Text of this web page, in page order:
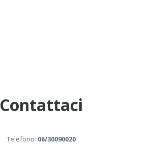
Contattaci
Telefono: 06/30090020